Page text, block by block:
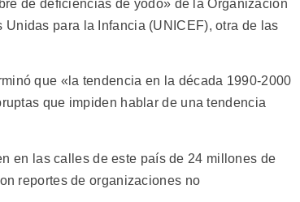
de deficiencias de yodo» de la Organización
para la Infancia (UNICEF), otra de las
que «la tendencia en la década 1990-2000
que impiden hablar de una tendencia
en las calles de este país de 24 millones de
reportes de organizaciones no